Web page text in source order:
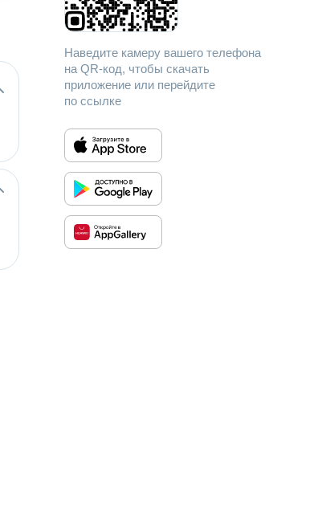
Наведите камеру вашего телефона
на QR-код, чтобы скачать
приложение или перейдите
по ссылке